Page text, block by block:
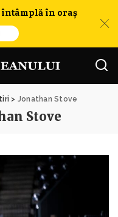
întâmplă în oraș
> Jonathan Stove
Stove